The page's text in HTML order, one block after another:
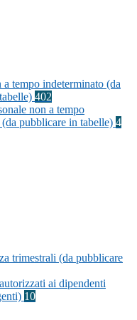
a tempo indeterminato (da
402
non a tempo
pubblicare in tabelle) 4
trimestrali (da pubblicare
ai dipendenti
10